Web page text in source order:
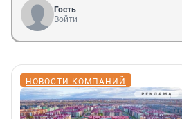
Гость
Войти
НОВОСТИ КОМПАНИЙ